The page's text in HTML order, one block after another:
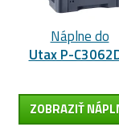
Náplne do
Utax P-
ZOBRAZIŤ